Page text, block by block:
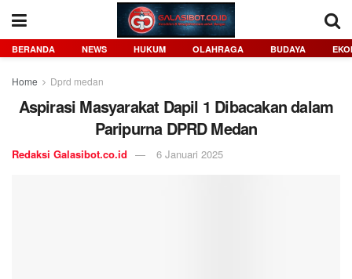
BERANDA NEWS HUKUM OLAHRAGA BUDAYA
Home Dprd medan
Aspirasi Masyarakat Dapil 1 Dibacakan dalam
Paripurna DPRD Medan
Redaksi Galasibot.co.id 6 Januari 2025